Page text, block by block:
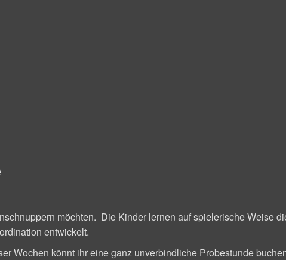
möchten. Die Kinder lernen auf spielerische Weise
entwickelt.
Wochen könnt ihr eine ganz unverbindliche Probestunde